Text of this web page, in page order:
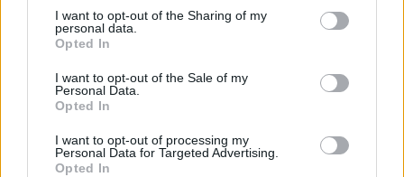
not limited to your visit or usage behaviour. You may click to
grant or deny consent to Google and its third-party tags to
use your data for below specified purposes in below Google
consent section.
I want to opt-out of the Sharing of my
personal data.
Opted In
I want to opt-out of the Sale of my
Personal Data.
Opted In
I want to opt-out of processing my
Personal Data for Targeted Advertising.
Opted In
Koffein